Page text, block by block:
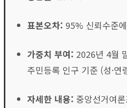
표본오차: 95% 신뢰수준
가중치 부여: 2026년 4월
주민등록 인구 기준 (성·연
자세한 내용: 중앙선거여